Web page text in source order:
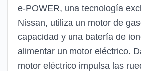
e-POWER, una tecnología
Nissan, utiliza un motor de
capacidad y una batería de
alimentar un motor eléctrico.
motor eléctrico impulsa las